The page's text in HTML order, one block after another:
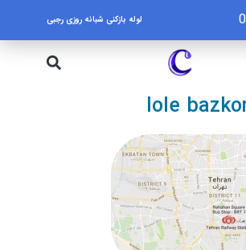
لوله بازکنی شبانه روزی رجبی
lole